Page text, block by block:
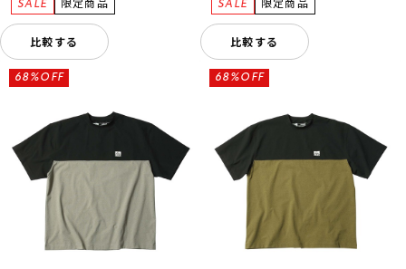
比較する 比較する
68%OFF 68%OFF